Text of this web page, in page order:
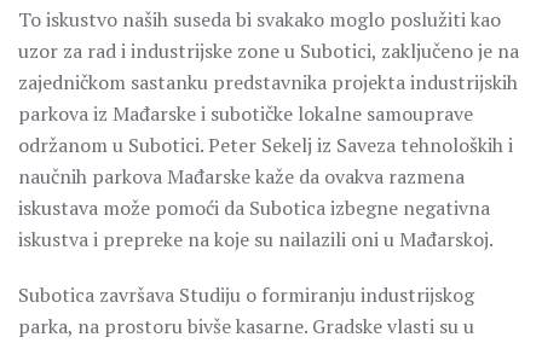
To iskustvo naših suseda bi svakako moglo poslužiti kao
uzor za rad i industrijske zone u Subotici, zaključeno je na
zajedničkom sastanku predstavnika projekta industrijskih
parkova iz Mađarske i subotičke lokalne samouprave
održanom u Subotici. Peter Sekelj iz Saveza tehnoloških i
naučnih parkova Mađarske kaže da ovakva razmena
iskustava može pomoći da Subotica izbegne negativna
iskustva i prepreke na koje su nailazili oni u Mađarskoj.
Subotica završava Studiju o formiranju industrijskog
parka, na prostoru bivše kasarne. Gradske vlasti su u